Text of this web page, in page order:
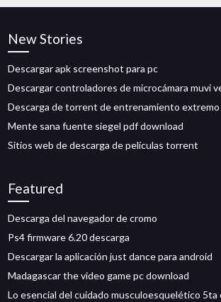
New Stories
Descargar apk screenshot para pc
Descargar controladores de microcámara muvi
Descarga de torrent de entrenamiento extremo
Mente sana fuente siegel pdf download
Sitios web de descarga de películas torrent
Featured
Descarga del navegador de cromo
Ps4 firmware 6.20 descarga
Descargar la aplicación just dance para android
Madagascar the video game pc download
Lo esencial del cuidado musculoesquelético 5ta